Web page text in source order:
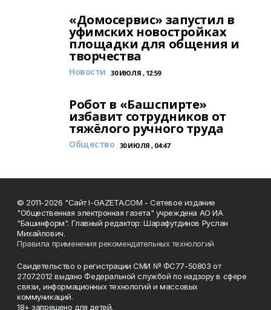
«Домосервис» запустил в
уфимских новостройках
площадки для общения и
творчества
Новости 30 ИЮЛЯ , 12:59
Робот в «Башспирте»
избавит сотрудников от
тяжёлого ручного труда
Общество 30 ИЮЛЯ , 04:47
© 2011-2026 "Сайт I-GAZETA.COM - Сетевое издание
"Общественная электронная газета" учреждена АО ИА
"Башинформ". Главный редактор: Шарафутдинов Руслан
Михайлович.
Правила применения рекомендательных технологий
Свидетельство о регистрации СМИ № ФС77-50803 от
27.07.2012 выдано Федеральной службой по надзору в сфере
связи, информационных технологий и массовых
коммуникаций.
18+ запрещено для детей.